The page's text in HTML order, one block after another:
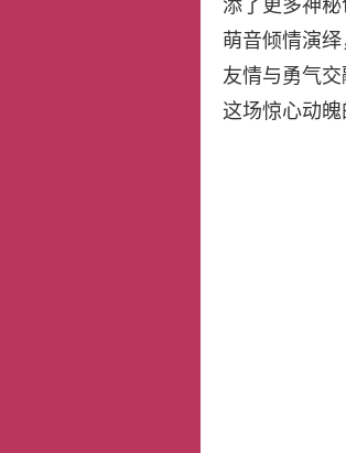
添了更多神
萌音倾情演
友情与勇气
这场惊心动